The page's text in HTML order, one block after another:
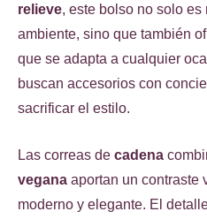
relieve, este bolso no solo
ambiente, sino que también
que se adapta a cualquier
buscan accesorios con
sacrificar el estilo.
Las correas de cadena
vegana aportan un contraste
moderno y elegante. El